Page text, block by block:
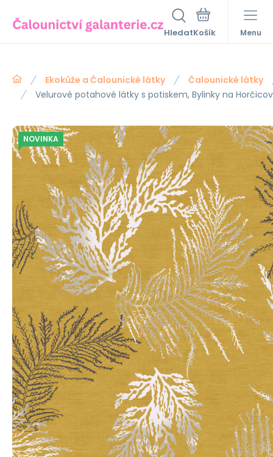
Hledat Menu
Ekokůže a Čalounické látky
Čalounické látky
Velurové potahové látky s potiskem, Bylinky na
NOVINKA